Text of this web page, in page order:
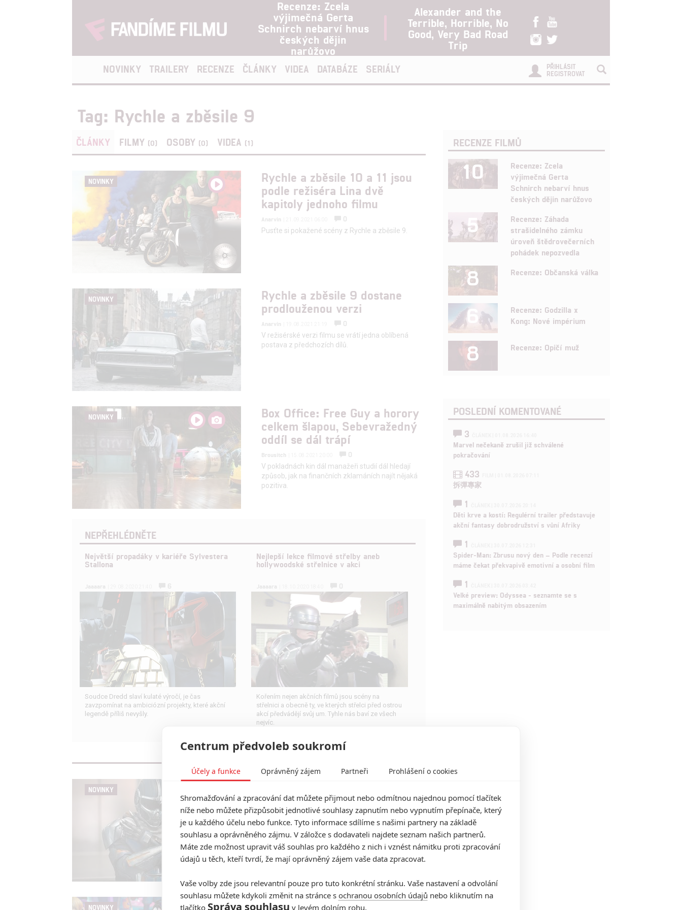
Recenze: Zcela
výjimečná Gerta
Schnirch nebarví hnus
českých dějin
narůžovo
Alexander and the
Terrible, Horrible, No
Good, Very Bad Road
Trip
NOVINKY TRAILERY RECENZE ČLÁNKY VIDEA DATABÁZE SERIÁLY
PŘIHLÁSIT
REGISTROVAT
Tag: Rychle a zběsile 9
ČLÁNKY FILMY (0) OSOBY (0) VIDEA (1)
NOVINKY
Rychle a zběsile 10 a 11 jsou
podle režiséra Lina dvě
kapitoly jednoho filmu
Anarvin
0
Pusťte si pokažené scény z Rychle a zběsile 9.
NOVINKY
Rychle a zběsile 9 dostane
prodlouženou verzi
Anarvin
0
V režisérské verzi filmu se vrátí jedna oblíbená
postava z předchozích dílů.
NOVINKY
Box Office: Free Guy a horory
celkem šlapou, Sebevražedný
oddíl se dál trápí
Brousitch
0
V pokladnách kin dál manažeři studií dál hledají
způsob, jak na finančních zklamáních najít nějaká
pozitiva.
NEPŘEHLÉDNĚTE
Největší propadáky v kariéře Sylvestera
Stallona
Soudce Dredd slaví kulaté výročí, je čas
zavzpomínat na ambiciózní projekty, které akční
legendě příliš nevyšly.
Nejlepší lekce filmové střelby aneb
hollywoodské střelnice v akci
Kořením nejen akčních filmů jsou scény na
střelnici a obecně ty, ve kterých střelci před ostrou
akcí předvádějí svůj um. Tyhle nás baví ze všech
nejvíc.
NOVINKY
rodí 2. nejhůře navštěvovaná
marvelovka
Anarvin | 25.07.2021 23:22
0
Premiéra na internetu a nezájem Číny
marvelovským tržbám neprospěly. Novinky Čas a
Snake Eyes bodují minimálně.
NOVINKY
Box Office: Space Jam porazil
RECENZE FILMŮ
10
Recenze: Zcela
výjimečná Gerta
Schnirch nebarví hnus
českých dějin narůžovo
5
Recenze: Záhada
strašidelného zámku
úroveň štědrovečerních
pohádek nepozvedla
8 Recenze: Občanská válka
6
Recenze: Godzilla x
Kong: Nové impérium
8 Recenze: Opičí muž
POSLEDNÍ KOMENTOVANÉ
3
Marvel nečekaně zrušil již schválené
pokračování
433
拆彈專家
1
Děti krve a kostí: Regulérní trailer představuje
akční fantasy dobrodružství s vůní Afriky
1
Spider-Man: Zbrusu nový den – Podle recenzí
máme čekat překvapivě emotivní a osobní film
1
Velké preview: Odyssea - seznamte se s
maximálně nabitým obsazením
Centrum předvoleb soukromí
Účely a funkce Oprávněný zájem Partneři Prohlášení o cookies
Shromažďování a zpracování dat můžete přijmout nebo odmítnou najednou pomocí tlačítek
níže nebo můžete přizpůsobit jednotlivé souhlasy zapnutím nebo vypnutím přepínače, který
je u každého účelu nebo funkce. Tyto informace sdílíme s našimi partnery na základě
souhlasu a oprávněného zájmu. V záložce s dodavateli najdete seznam našich partnerů.
Máte zde možnost upravit váš souhlas pro každého z nich i vznést námitku proti zpracování
údajů u těch, kteří tvrdí, že mají oprávněný zájem vaše data zpracovat.
Vaše volby zde jsou relevantní pouze pro tuto konkrétní stránku. Vaše nastavení a odvolání
souhlasu můžete kdykoli změnit na stránce s ochranou osobních údajů nebo kliknutím na
tlačítko Správa souhlasu v levém dolním rohu.